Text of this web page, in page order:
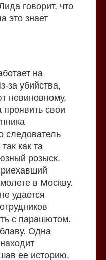
говорит, что
это знает
на
за убийства,
невиновному,
проявить свои
следователь
как та
розыск.
в Москву.
удается
с парашютом.
Одна
ее историю,